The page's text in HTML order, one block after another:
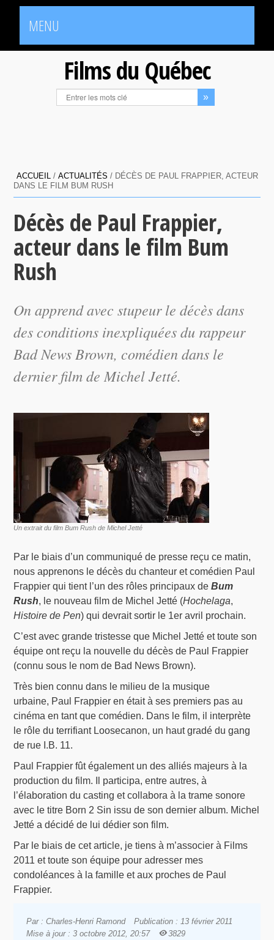
MENU
Films du Québec
ACCUEIL /ACTUALITÉS / DÉCÈS DE PAUL FRAPPIER, ACTEUR
DANS LE FILM BUM RUSH
Décès de Paul Frappier,
acteur dans le film Bum
Rush
On apprend avec stupeur le décès dans
des conditions inexpliquées du rappeur
Bad News Brown, comédien dans le
dernier film de Michel Jetté.
Un extrait du film Bum Rush de Michel Jetté
Par le biais d’un communiqué de presse reçu ce matin,
nous apprenons le décès du chanteur et comédien Paul
Frappier qui tient l’un des rôles principaux deBum
Rush, le nouveau film de Michel Jetté (Hochelaga,
Histoire de Pen) qui devrait sortir le 1er avril prochain.
C’est avec grande tristesse que Michel Jetté et toute son
équipe ont reçu la nouvelle du décès de Paul Frappier
(connu sous le nom de Bad News Brown).
Très bien connu dans le milieu de la musique
urbaine, Paul Frappier en était à ses premiers pas au
cinéma en tant que comédien. Dans le film, il interprète
le rôle du terrifiant Loosecanon, un haut gradé du gang
de rue I.B. 11.
Paul Frappier fût également un des alliés majeurs à la
production du film. Il participa, entre autres, à
l’élaboration du casting et collabora à la trame sonore
avec le titre Born 2 Sin issu de son dernier album. Michel
Jetté a décidé de lui dédier son film.
Par le biais de cet article, je tiens à m’associer à Films
2011 et toute son équipe pour adresser mes
condoléances à la famille et aux proches de Paul
Frappier.
Par : Charles-Henri Ramond
Publication : 13 février 2011
Mise à jour : 3 octobre 2012, 20:57
3829